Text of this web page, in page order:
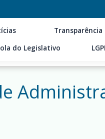
Transparência
do Legislativo